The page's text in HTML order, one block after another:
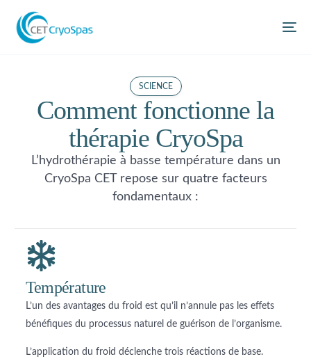
SCIENCE
Comment fonctionne la
thérapie CryoSpa
L’hydrothérapie à basse température dans un
CryoSpa CET repose sur quatre facteurs
fondamentaux :
Température
L’un des avantages du froid est qu’il n’annule pas les effets
bénéfiques du processus naturel de guérison de l’organisme.
L’application du froid déclenche trois réactions de base.